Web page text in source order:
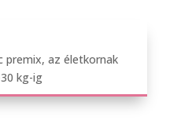
premix, az életkornak
kg-ig